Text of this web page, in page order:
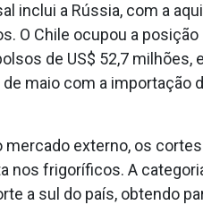
inclui a Rússia, com a
O Chile ocupou a
de US$ 52,7 milhões,
maio com a importação
externo, os
nos frigoríficos. A
a sul do país, obtendo